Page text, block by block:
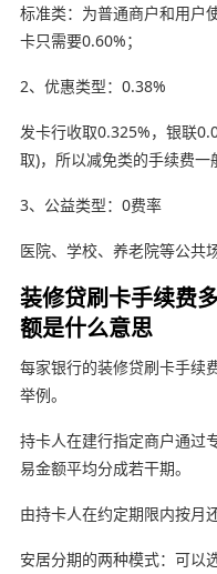
标准类：为普通商户和用户
卡只需要0.60%；
2、优惠类型：0.38%
发卡行收取0.325%，银联
取)，所以减免类的手续费一
3、公益类型：0费率
医院、学校、养老院等公共
装修贷刷卡手续费
额是什么意思
每家银行的装修贷刷卡手续
举例。
持卡人在建行指定商户通过
易金额平均分成若干期。
由持卡人在约定期限内按月
安居分期的两种模式：可以